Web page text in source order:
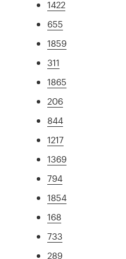
1422
655
1859
311
1865
206
844
1217
1369
794
1854
168
733
289